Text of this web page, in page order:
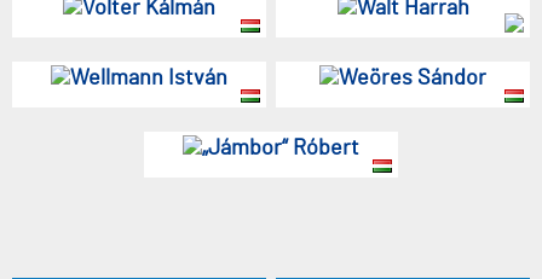
Volter Kálmán Walt Harrah
Wellmann István Weöres Sándor
„Jámbor“ Róbert